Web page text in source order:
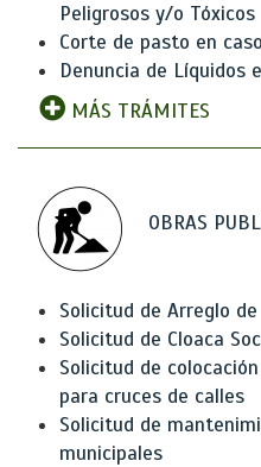
Peligrosos y/o Tóxicos
Corte de pasto en
Denuncia de Líquidos
MÁS TRÁMITES
OBRAS
Solicitud de Arreglo
Solicitud de Cloaca
Solicitud de
para cruces de calles
Solicitud de
municipales